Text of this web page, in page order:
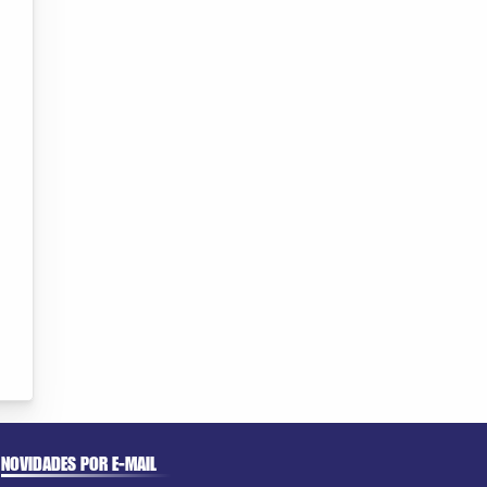
NOVIDADES POR E-MAIL